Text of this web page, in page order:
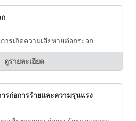
รเกิดความเสียหายต่อกระจก
ดูรายละเอียด
รก่อการร้ายและความรุนแรง